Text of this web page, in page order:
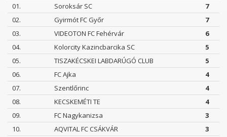
01.
Soroksár SC
7
02.
Gyirmót FC Győr
7
03.
VIDEOTON FC Fehérvár
6
04.
Kolorcity Kazincbarcika SC
5
05.
TISZAKÉCSKEI LABDARÚGÓ CLUB
5
06.
FC Ajka
4
07.
Szentlőrinc
4
08.
KECSKEMÉTI TE
4
09.
FC Nagykanizsa
3
10.
AQVITAL FC CSÁKVÁR
3